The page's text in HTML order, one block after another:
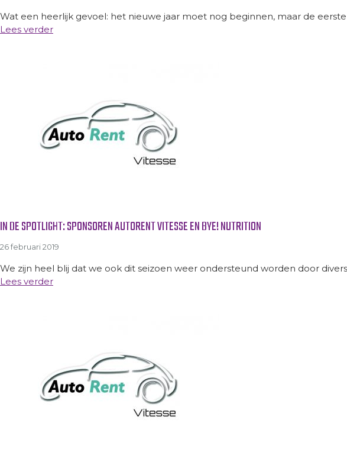
Wat een heerlijk gevoel: het nieuwe jaar moet nog beginnen, maar de
Lees verder
IN DE SPOTLIGHT: SPONSOREN AUTORENT VITESSE EN BYE! NUTRITION
26 februari 2019
We zijn heel blij dat we ook dit seizoen weer ondersteund worden door
Lees verder